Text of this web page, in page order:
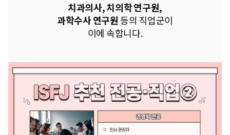
치과의사, 치의학 연구원,
과학수사 연구원 등의 직업군이
이에 속합니다.